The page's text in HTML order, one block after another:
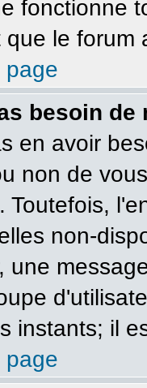
fonctionne
le forum
page
besoin de
en avoir
non de
Toutefois,
non-
une
instants; il
page